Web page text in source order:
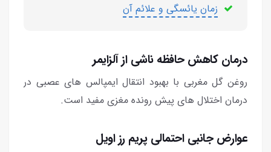
زمان یائسگی و علائم آن
درمان کاهش حافظه ناشی از آلزایمر
روغن گل مغربی با بهبود انتقال ایمپالس های عصبی در
درمان اختلال های پیش رونده مغزی مفید است.
عوارض جانبی احتمالی پریم رز اویل